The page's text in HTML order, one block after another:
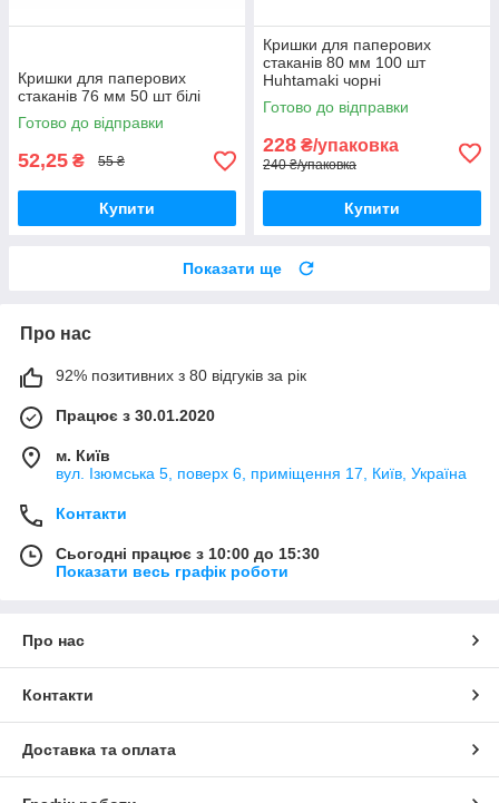
Кришки для паперових
стаканів 76 мм 50 шт білі
Готово до відправки
52,25 ₴ 55 ₴
Купити
Кришки для паперових
стаканів 80 мм 100 шт
Huhtamaki чорні
Готово до відправки
228 ₴/упаковка
240 ₴/упаковка
Купити
Показати ще
Про нас
92% позитивних з 80 відгуків за рік
Працює з 30.01.2020
м. Київ
вул. Ізюмська 5, поверх 6, приміщення 17, Київ, Україна
Контакти
Сьогодні працює з 10:00 до 15:30
Показати весь графік роботи
Про нас
Контакти
Доставка та оплата